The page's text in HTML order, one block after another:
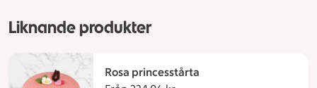
Liknande produkter
Rosa princesstårta